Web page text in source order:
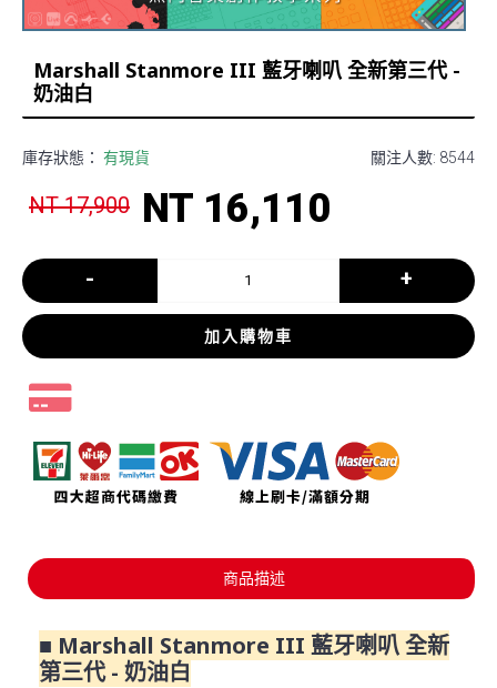
Marshall Stanmore III 藍牙喇叭 全新第三代 -
奶油白
關注人數: 8544
庫存狀態： 有現貨
NT 17,900 NT 16,110
- +
加入購物車
商品描述
■ Marshall Stanmore III 藍牙喇叭 全新
第三代 - 奶油白